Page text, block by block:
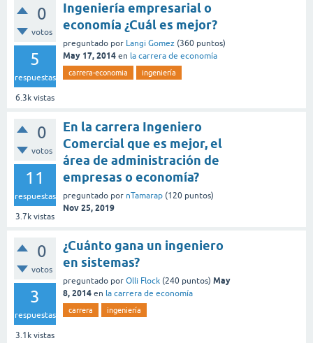
0
votos
5
respuestas
6.3k vistas
Ingeniería empresarial o
economía ¿Cuál es mejor?
preguntado por Langi Gomez (360 puntos)
May 17, 2014 en la carrera de economía
carrera-economia ingeniería
0
votos
11
respuestas
3.7k vistas
En la carrera Ingeniero
Comercial que es mejor, el
área de administración de
empresas o economía?
preguntado por nTamarap (120 puntos)
Nov 25, 2019
0
votos
3
respuestas
3.1k vistas
¿Cuánto gana un ingeniero
en sistemas?
preguntado por Olli Flock (240 puntos) May
8, 2014 en la carrera de economía
carrera ingeniería